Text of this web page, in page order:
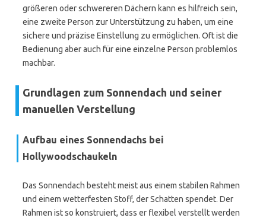
größeren oder schwereren Dächern kann es hilfreich sein,
eine zweite Person zur Unterstützung zu haben, um eine
sichere und präzise Einstellung zu ermöglichen. Oft ist die
Bedienung aber auch für eine einzelne Person problemlos
machbar.
Grundlagen zum Sonnendach und seiner
manuellen Verstellung
Aufbau eines Sonnendachs bei
Hollywoodschaukeln
Das Sonnendach besteht meist aus einem stabilen Rahmen
und einem wetterfesten Stoff, der Schatten spendet. Der
Rahmen ist so konstruiert, dass er flexibel verstellt werden